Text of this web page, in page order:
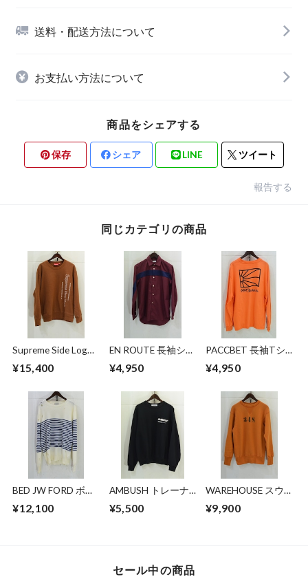
送料・配送方法について
お支払い方法について
商品をシェアする
保存 シェア LINE ツイート
報告する
同じカテゴリの商品
Supreme Side Logo
¥15,400
EN ROUTE 長袖シャ
¥4,950
PACCBET 長袖Tシ
¥4,950
BED JW FORD ボー
¥12,100
AMBUSH トレーナ
¥5,500
WAREHOUSE スウ
¥9,900
セール中の商品